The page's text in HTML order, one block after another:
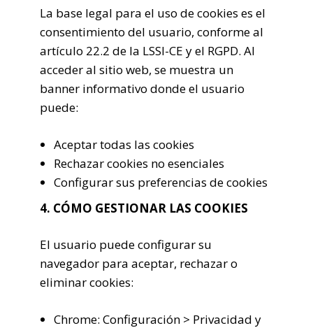
La base legal para el uso de cookies es el
consentimiento del usuario, conforme al
artículo 22.2 de la LSSI-CE y el RGPD. Al
acceder al sitio web, se muestra un
banner informativo donde el usuario
puede:
Aceptar todas las cookies
Rechazar cookies no esenciales
Configurar sus preferencias de cookies
4. CÓMO GESTIONAR LAS COOKIES
El usuario puede configurar su
navegador para aceptar, rechazar o
eliminar cookies:
Chrome: Configuración > Privacidad y